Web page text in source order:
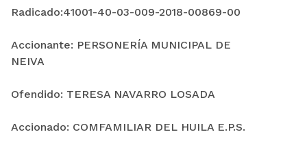
Radicado:41001-40-03-009-2018-00869-00
Accionante: PERSONERÍA MUNICIPAL DE
NEIVA
Ofendido: TERESA NAVARRO LOSADA
Accionado: COMFAMILIAR DEL HUILA E.P.S.